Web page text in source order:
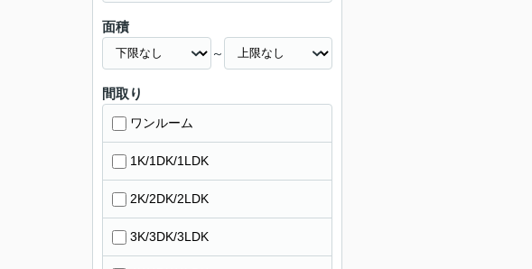
面積
～
間取り
ワンルーム
1K/1DK/1LDK
2K/2DK/2LDK
3K/3DK/3LDK